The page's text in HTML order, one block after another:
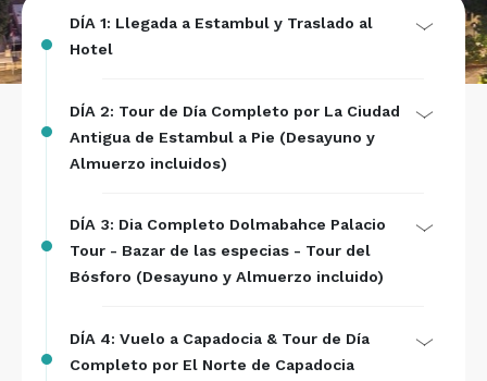
DÍA 1: Llegada a Estambul y Traslado al
Hotel
DÍA 2: Tour de Día Completo por La Ciudad
Antigua de Estambul a Pie (Desayuno y
Almuerzo incluidos)
DÍA 3: Dia Completo Dolmabahce Palacio
Tour - Bazar de las especias - Tour del
Bósforo (Desayuno y Almuerzo incluido)
DÍA 4: Vuelo a Capadocia & Tour de Día
Completo por El Norte de Capadocia